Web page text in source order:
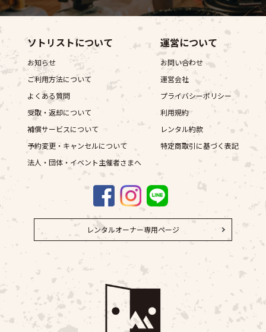
ソトリストについて
お知らせ
ご利用方法について
よくある質問
受取・返却について
補償サービスについて
予約変更・キャンセルについて
法人・団体・イベント主催者さまへ
運営について
お問い合わせ
運営会社
プライバシーポリシー
利用規約
レンタル約款
特定商取引に基づく表記
レンタルオーナー専用ページ